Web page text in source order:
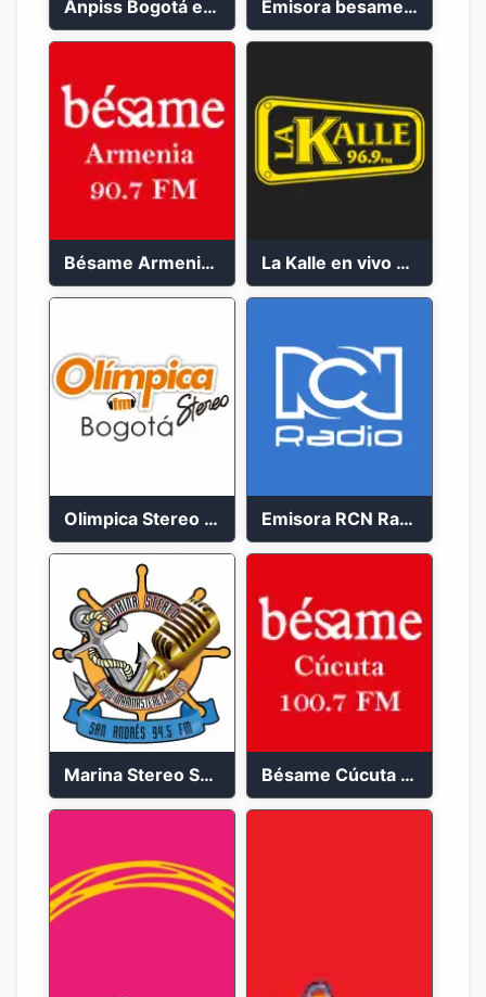
Anpiss Bogotá emisora 2023 Emisora besame medellín 2023
Bésame Armenia en vivo 2023 La Kalle en vivo 2023
Olimpica Stereo Bogotá 105.9 FM Vibrante Emisora RCN Radio 93.9 FM Bogotá
Marina Stereo San Andres 94.5 FM Bésame Cúcuta en vivo 2023